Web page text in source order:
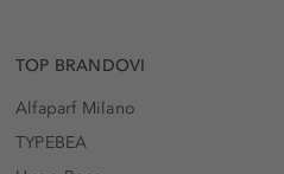
TOP BRANDOVI
Alfaparf Milano
TYPEBEA